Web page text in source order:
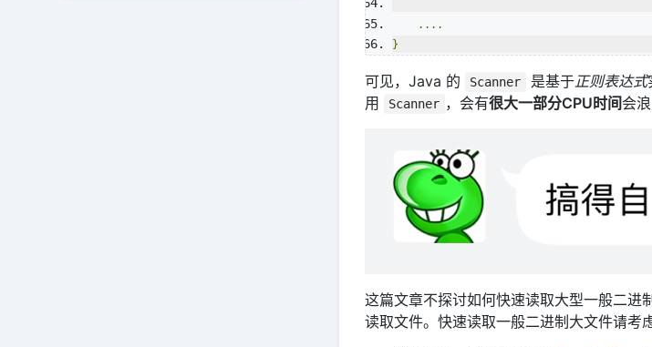
....
}
可见，Java 的 Scanner 是基于正则表达式
用
Scanner ，会有很大一部分CPU时间会
这篇文章不探讨如何快速读取大型一般二进
读取文件。快速读取一般二进制大文件请考虑